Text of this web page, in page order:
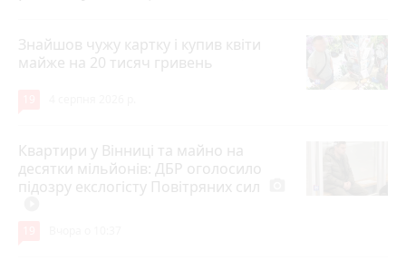
Знайшов чужу картку і купив квіти
майже на 20 тисяч гривень
Квартири у Вінниці та майно на
десятки мільйонів: ДБР оголосило
підозру екслогісту Повітряних сил